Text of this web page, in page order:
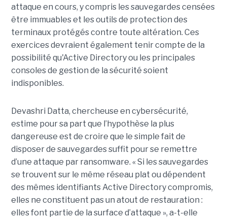
attaque en cours, y compris les sauvegardes censées
être immuables et les outils de protection des
terminaux protégés contre toute altération. Ces
exercices devraient également tenir compte de la
possibilité qu'Active Directory ou les principales
consoles de gestion de la sécurité soient
indisponibles.
Devashri Datta, chercheuse en cybersécurité,
estime pour sa part que l’hypothèse la plus
dangereuse est de croire que le simple fait de
disposer de sauvegardes suffit pour se remettre
d’une attaque par ransomware. « Si les sauvegardes
se trouvent sur le même réseau plat ou dépendent
des mêmes identifiants Active Directory compromis,
elles ne constituent pas un atout de restauration :
elles font partie de la surface d’attaque », a-t-elle